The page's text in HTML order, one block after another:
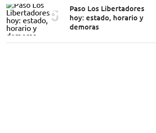
Paso Los Libertadores
hoy: estado, horario y
demoras